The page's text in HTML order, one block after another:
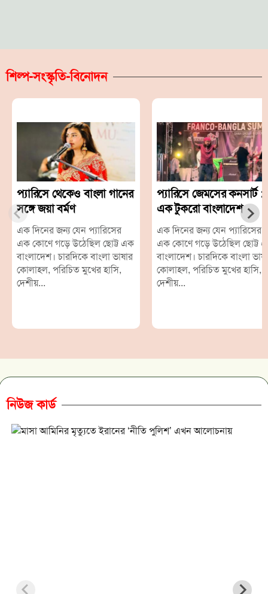
শিল্প-সংস্কৃতি-বিনোদন
প্যারিসে থেকেও বাংলা গানের
সঙ্গে জয়া বর্মণ
এক দিনের জন্য যেন প্যারিসের
এক কোণে গড়ে উঠেছিল ছোট্ট এক
বাংলাদেশ। চারদিকে বাংলা ভাষার
কোলাহল, পরিচিত মুখের হাসি,
দেশীয়...
প্যারিসে জেমসের কনসার্ট :
এক টুকরো বাংলাদেশ
এক দিনের জন্য যেন প্যারিসের
এক কোণে গড়ে উঠেছিল ছোট্ট
বাংলাদেশ। চারদিকে বাংলা
কোলাহল, পরিচিত মুখের হাসি,
দেশীয়...
নিউজ কার্ড